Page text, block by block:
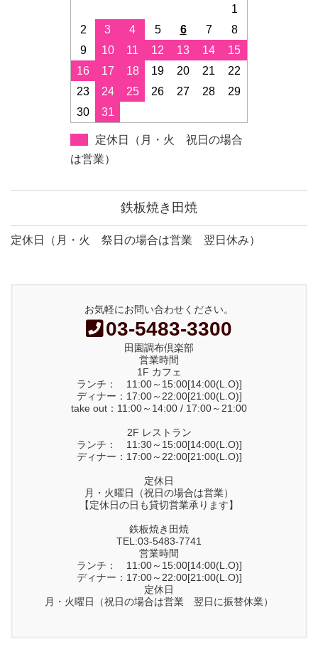
1
2
3 4 5 6 7
8
9
10 11 12 13 14
15
16
17 18 19 20 21
22
23
24 25 26 27 28
29
30
31
定休日（月・火 祝日の場合
は営業）
鉄板焼き田焼
定休日（月・火 祭日の場合は営業 翌日休み）
お気軽にお問い合わせください。
03-5483-3300
田園調布倶楽部
営業時間
1F カフェ
ランチ： 11:00～15:00[14:00(L.O)]
ディナー：17:00～22:00[21:00(L.O)]
take out：11:00～14:00 / 17:00～21:00
2F レストラン
ランチ： 11:30～15:00[14:00(L.O)]
ディナー：17:00～22:00[21:00(L.O)]
定休日
月・火曜日（祝日の場合は営業）
【定休日の日も貸切営業承ります】
鉄板焼き田焼
TEL:03-5483-7741
営業時間
ランチ： 11:00～15:00[14:00(L.O)]
ディナー：17:00～22:00[21:00(L.O)]
定休日
月・火曜日（祝日の場合は営業 翌日に振替休業）